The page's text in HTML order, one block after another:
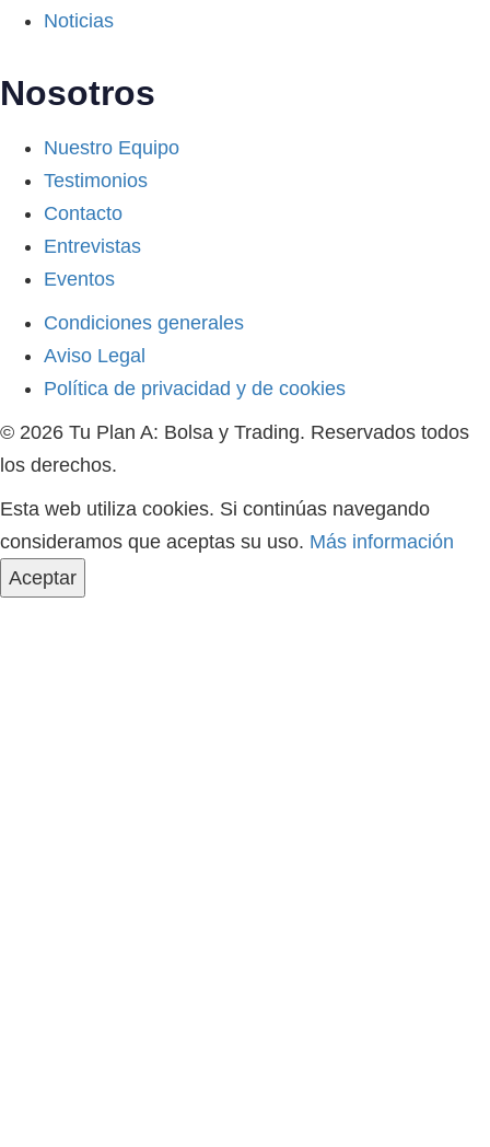
Noticias
Nosotros
Nuestro Equipo
Testimonios
Contacto
Entrevistas
Eventos
Condiciones generales
Aviso Legal
Política de privacidad y de cookies
© 2026 Tu Plan A: Bolsa y Trading. Reservados todos
los derechos.
Esta web utiliza cookies. Si continúas navegando
consideramos que aceptas su uso. Más información
Aceptar